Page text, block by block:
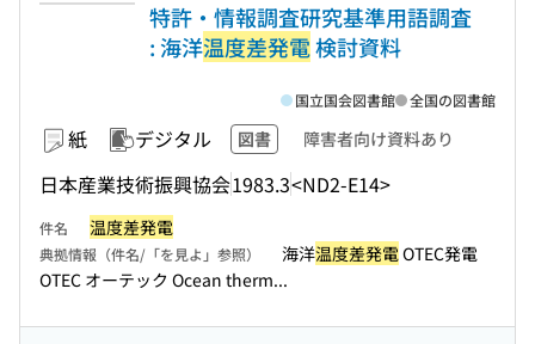
特許・情報調査研究基準用語調査
: 海洋温度差発電検討資料
紙 デジタル 図書 障害者向け資料あり
日本産業技術振興協会1983.3<ND2-E14>
国立国会図書館 全国の図書館
件名 温度差発電
典拠情報（件名/「を見よ」参照） 海洋温度差発電OTEC発電
OTEC オーテック Ocean therm...